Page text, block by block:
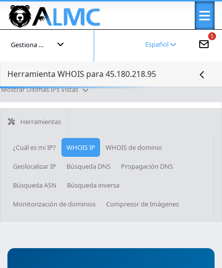
5
Español
Gestiona tu cuenta
Herramienta WHOIS para 45.180.218.95
Mostrar Últimas IPs Vistas
Herramientas
¿Cuál es mi IP? WHOIS IP WHOIS de dominio
Geolocalizar IP Búsqueda DNS Propagación DNS
Búsqueda ASN Búsqueda inversa
Monitorización de dominios Compresor de Imágenes